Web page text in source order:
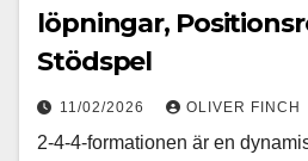
löpningar,
Stödspel
11/02/2026 OLIVER FINCH
2-4-4-formationen är en